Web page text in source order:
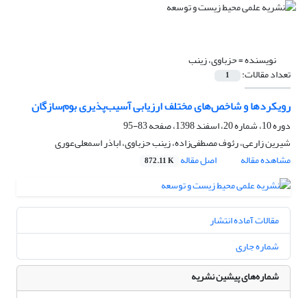
نویسنده =حزباوی، زینب
تعداد مقالات: 1
رویکردها و شاخص‌های مختلف ارزیابی آسیب‌پذیری بوم‌سازگان
دوره 10، شماره 20، اسفند 1398، صفحه
83-95
شیرین زارعی، رئوف مصطفی‌زاده، زینب حزباوی، اباذر اسمعلی‌عوری
مشاهده مقاله
اصل مقاله 872.11 K
مقالات آماده انتشار
شماره جاری
شماره‌های پیشین نشریه